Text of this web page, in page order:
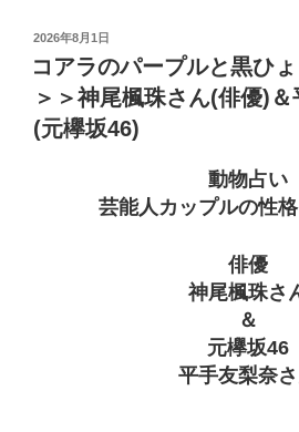
投
日:
2026年8月1日
コアラのパープルと黒ひ
＞＞神尾楓珠さん(俳優)
(元欅坂46)
動物占い
芸能人カップルの性
俳優
神尾楓珠さ
＆
元欅坂46
平手友梨奈